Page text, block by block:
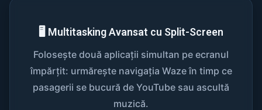
🖥️ Multitasking Avansat cu Split-Screen
Folosește două aplicații simultan pe ecranul
împărțit: urmărește navigația Waze în timp ce
pasagerii se bucură de YouTube sau ascultă
muzică.